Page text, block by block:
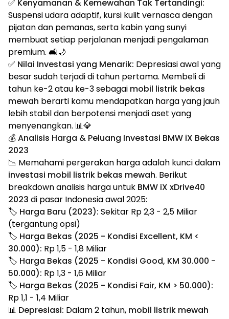
✅ Kenyamanan & Kemewahan Tak Tertandingi:
Suspensi udara adaptif, kursi kulit vernasca dengan
pijatan dan pemanas, serta kabin yang sunyi
membuat setiap perjalanan menjadi pengalaman
premium. 🛋️🌙
✅ Nilai Investasi yang Menarik: Depresiasi awal yang
besar sudah terjadi di tahun pertama. Membeli di
tahun ke-2 atau ke-3 sebagai mobil listrik bekas
mewah berarti kamu mendapatkan harga yang jauh
lebih stabil dan berpotensi menjadi aset yang
menyenangkan. 📊💎
💰 Analisis Harga & Peluang Investasi BMW iX Bekas
2023
📉 Memahami pergerakan harga adalah kunci dalam
investasi mobil listrik bekas mewah. Berikut
breakdown analisis harga untuk BMW iX xDrive40
2023 di pasar Indonesia awal 2025:
🏷️ Harga Baru (2023): Sekitar Rp 2,3 - 2,5 Miliar
(tergantung opsi)
🏷️ Harga Bekas (2025 - Kondisi Excellent, KM <
30.000): Rp 1,5 - 1,8 Miliar
🏷️ Harga Bekas (2025 - Kondisi Good, KM 30.000 -
50.000): Rp 1,3 - 1,6 Miliar
🏷️ Harga Bekas (2025 - Kondisi Fair, KM > 50.000):
Rp 1,1 - 1,4 Miliar
📊 Depresiasi: Dalam 2 tahun, mobil listrik mewah